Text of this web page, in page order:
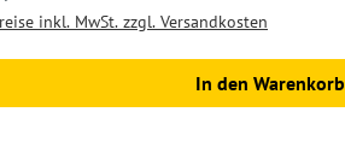
inkl. MwSt. zzgl. Versandkosten
In den Warenkorb